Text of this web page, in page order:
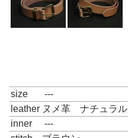
size
---
leather ヌメ革 ナチュラル
inner
---